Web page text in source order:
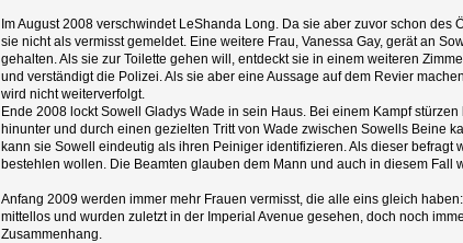
Im August 2008 verschwindet LeShanda Long. Da sie aber zuvor schon des
sie nicht als vermisst gemeldet. Eine weitere Frau, Vanessa Gay, gerät an
gehalten. Als sie zur Toilette gehen will, entdeckt sie in einem weiteren
und verständigt die Polizei. Als sie aber eine Aussage auf dem Revier
wird nicht weiterverfolgt.
Ende 2008 lockt Sowell Gladys Wade in sein Haus. Bei einem Kampf
hinunter und durch einen gezielten Tritt von Wade zwischen Sowells Beine
kann sie Sowell eindeutig als ihren Peiniger identifizieren. Als dieser befragt
bestehlen wollen. Die Beamten glauben dem Mann und auch in diesem Fall
Anfang 2009 werden immer mehr Frauen vermisst, die alle eins gleich
mittellos und wurden zuletzt in der Imperial Avenue gesehen, doch noch
Zusammenhang.